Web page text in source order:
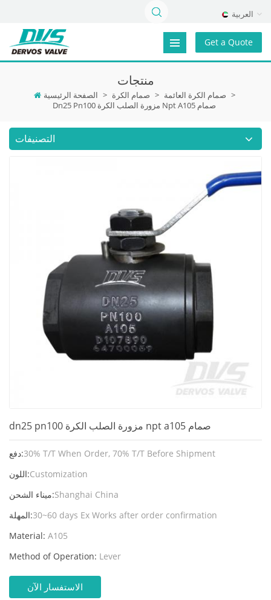
العربية
Get a Quote
منتجات
الصفحة الرئيسية > صمام الكرة > صمام الكرة العائمة >
Dn25 Pn100 مزورة الصلب الكرة Npt A105 صمام
التصنيفات
dn25 pn100 مزورة الصلب الكرة npt a105 صمام
دفع:30% T/T When Order, 70% T/T Before Shipment
اللون:Customization
ميناء الشحن:Shanghai China
المهلة:30~60 days Ex Works after order confirmation
Material: A105
Method of Operation: Lever
الاستفسار الآن